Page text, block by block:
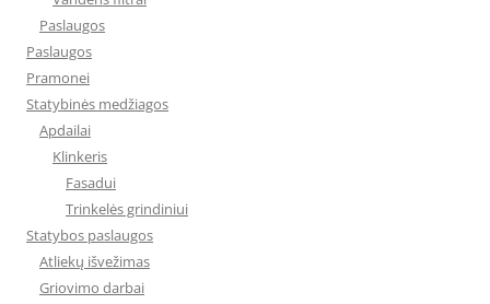
Paslaugos
Paslaugos
Pramonei
Statybinės medžiagos
Apdailai
Klinkeris
Fasadui
Trinkelės grindiniui
Statybos paslaugos
Atliekų išvežimas
Griovimo darbai